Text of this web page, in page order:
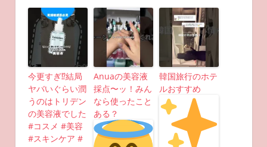
今更すぎ⁉︎結局
ヤバいぐらい潤
うのはトリデン
の美容液でした
#コスメ #美容
#スキンケア #
Anuaの美容液
採点〜ッ！みん
なら使ったこと
ある？
韓国旅行のホテ
ルおすすめ